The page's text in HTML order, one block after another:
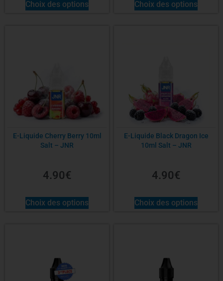
Choix des options Choix des options
E-Liquide Cherry Berry 10ml
Salt – JNR
4.90€
Choix des options
E-Liquide Black Dragon Ice
10ml Salt – JNR
4.90€
Choix des options